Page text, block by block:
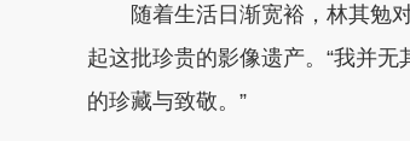
随着生活日渐宽裕，林其勉对
起这批珍贵的影像遗产。“我并
的珍藏与致敬。”